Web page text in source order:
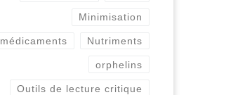
Minimisation
médicaments Nutriments
orphelins
Outils de lecture critique